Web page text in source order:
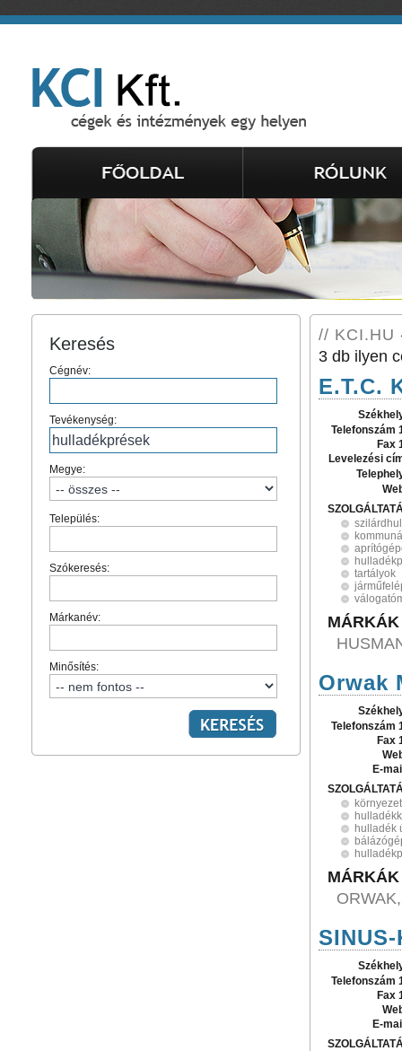
Keresés
Cégnév:
Tevékenység:
Megye:
Település:
Szókeresés:
Márkanév:
Minősítés:
// KCI.HU
3 db ilyen
E.T.C.
Telefonszám
Fax
Levelezési
tartályok
MÁRKÁK
Orwak
Telefonszám
Fax
E-
hulladék
MÁRKÁK
Telefonszám
Fax
E-